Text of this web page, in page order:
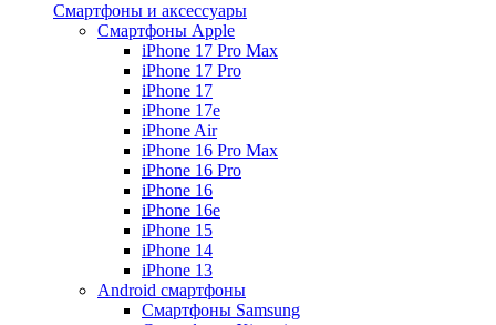
Смартфоны и аксессуары
Смартфоны Apple
iPhone 17 Pro Max
iPhone 17 Pro
iPhone 17
iPhone 17e
iPhone Air
iPhone 16 Pro Max
iPhone 16 Pro
iPhone 16
iPhone 16e
iPhone 15
iPhone 14
iPhone 13
Android cмартфоны
Смартфоны Samsung